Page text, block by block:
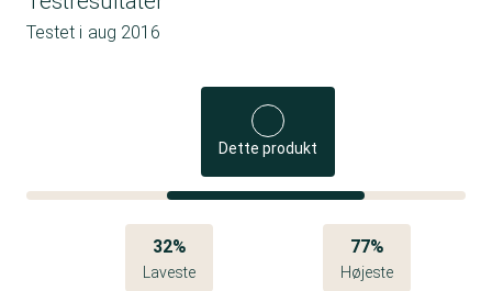
Testet i aug 2016
Dette produkt
32%
Laveste
77%
Højeste